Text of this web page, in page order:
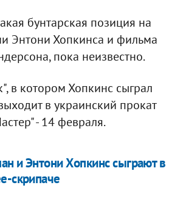
бунтарская позиция на
Энтони Хопкинса и фильма
пока неизвестно.
в котором Хопкинс сыграл
в украинский прокат
- 14 февраля.
и Энтони Хопкинс сыграют в
скрипаче